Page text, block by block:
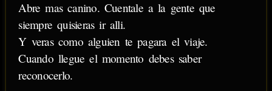
Abre mas canino. Cuentale a la gente que
siempre quisieras ir alli.
Y veras como alguien te pagara el viaje.
Cuando llegue el momento debes saber
reconocerlo.